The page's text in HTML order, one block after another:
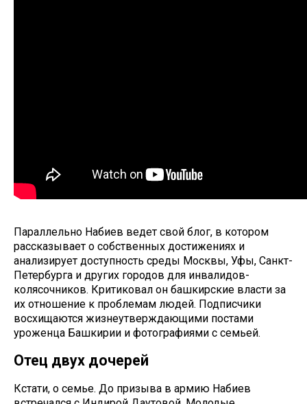
Параллельно Набиев ведет свой блог, в котором
рассказывает о собственных достижениях и
анализирует доступность среды Москвы, Уфы, Санкт-
Петербурга и других городов для инвалидов-
колясочников. Критиковал он башкирские власти за
их отношение к проблемам людей. Подписчики
восхищаются жизнеутверждающими постами
уроженца Башкирии и фотографиями с семьей.
Отец двух дочерей
Кстати, о семье. До призыва в армию Набиев